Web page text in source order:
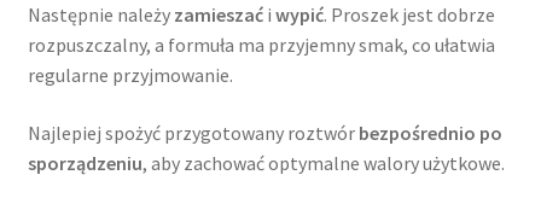
Następnie należy zamieszaći wypić. Proszek jest dobrze
rozpuszczalny, a formuła ma przyjemny smak, co ułatwia
regularne przyjmowanie.
Najlepiej spożyć przygotowany roztwór bezpośrednio po
sporządzeniu, aby zachować optymalne walory użytkowe.